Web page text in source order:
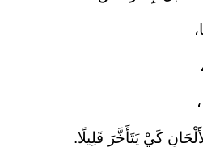
كَيْ يَتَأَخَّرَ قَلِيلًا.